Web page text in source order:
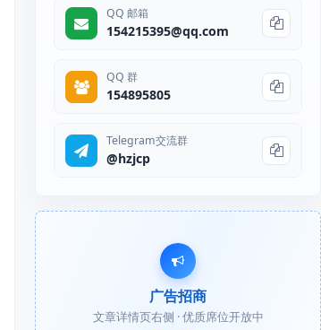
QQ 邮箱
154215395@qq.com
QQ 群
154895805
Telegram交流群
@hzjcp
广告招商
文章详情页右侧 · 优质席位开放中